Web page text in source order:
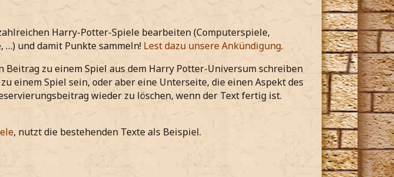
Harry-Potter-Spiele bearbeiten (Computerspiele,
…) und damit Punkte sammeln! Lest dazu unsere Ankündigung.
zu einem Spiel aus dem Harry Potter-Universum schreiben
einem Spiel sein, oder aber eine Unterseite, die einen Aspekt des
wieder zu löschen, wenn der Text fertig ist.
, nutzt die bestehenden Texte als Beispiel.